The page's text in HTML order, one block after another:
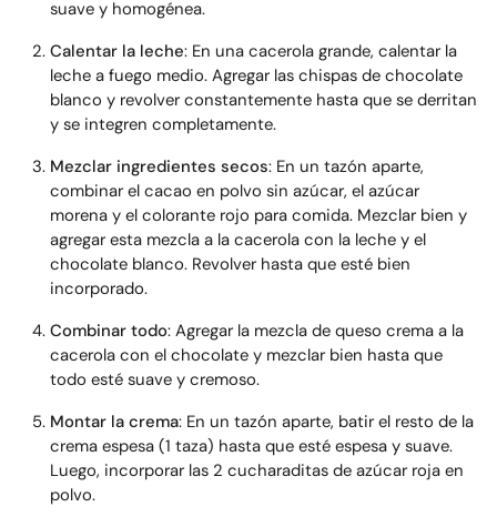
suave y homogénea.
Calentar la leche: En una cacerola grande, calentar la
leche a fuego medio. Agregar las chispas de chocolate
blanco y revolver constantemente hasta que se derritan
y se integren completamente.
Mezclar ingredientes secos: En un tazón aparte,
combinar el cacao en polvo sin azúcar, el azúcar
morena y el colorante rojo para comida. Mezclar bien y
agregar esta mezcla a la cacerola con la leche y el
chocolate blanco. Revolver hasta que esté bien
incorporado.
Combinar todo: Agregar la mezcla de queso crema a la
cacerola con el chocolate y mezclar bien hasta que
todo esté suave y cremoso.
Montar la crema: En un tazón aparte, batir el resto de la
crema espesa (1 taza) hasta que esté espesa y suave.
Luego, incorporar las 2 cucharaditas de azúcar roja en
polvo.